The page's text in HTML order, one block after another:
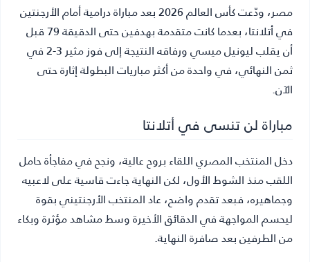
مصر
، ودّعت كأس العالم 2026 بعد مباراة درامية أمام الأرجنتين
في أتلانتا، بعدما كانت متقدمة بهدفين حتى الدقيقة 79 قبل
أن يقلب ليونيل ميسي ورفاقه النتيجة إلى فوز مثير 3-2 في
ثمن النهائي، في واحدة من أكثر مباريات البطولة إثارة حتى
الآن.
مباراة لن تنسى في أتلانتا
دخل المنتخب المصري اللقاء بروح عالية، ونجح في مفاجأة حامل
اللقب منذ الشوط الأول، لكن النهاية جاءت قاسية على لاعبيه
وجماهيره، فبعد تقدم واضح، عاد المنتخب الأرجنتيني بقوة
ليحسم المواجهة في الدقائق الأخيرة وسط مشاهد مؤثرة وبكاء
من الطرفين بعد صافرة النهاية.